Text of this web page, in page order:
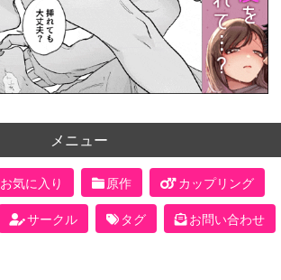
メニュー
お気に入り 原作
カップリング
サークル タグ お問い合わせ